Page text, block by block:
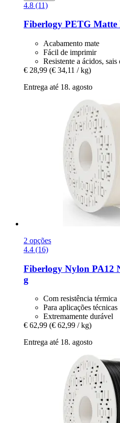
4.8 (11)
Fiberlogy PETG Matte
Acabamento mate
Fácil de imprimir
Resistente a ácidos,
€ 28,99 (€ 34,11 / kg)
Entrega até 18. agosto
2 opções
4.4 (16)
Fiberlogy Nylon PA12
g
Com resistência térmica
Para aplicações técnicas
Extremamente durável
€ 62,99 (€ 62,99 / kg)
Entrega até 18. agosto